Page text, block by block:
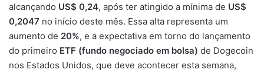
alcançando US$ 0,24, após ter atingido a mínima de US$
0,2047 no início deste mês. Essa alta representa um
aumento de 20%, e a expectativa em torno do lançamento
do primeiro ETF (fundo negociado em bolsa) de Dogecoin
nos Estados Unidos, que deve acontecer esta semana,